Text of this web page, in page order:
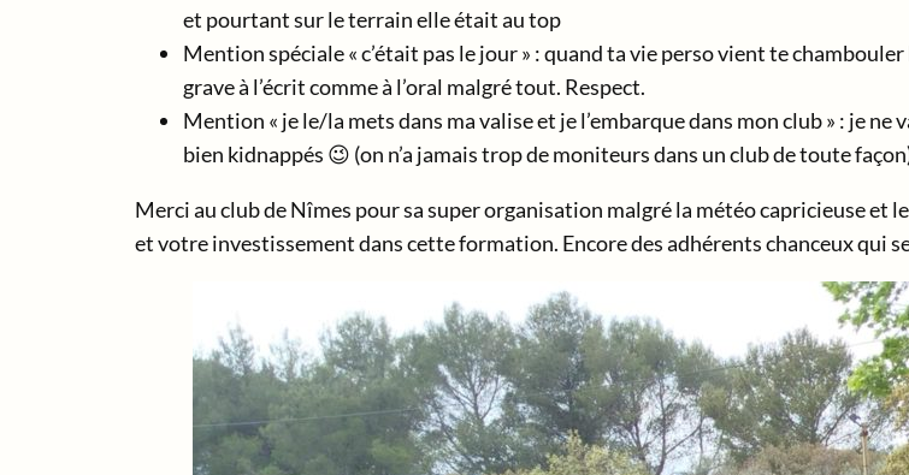
et pourtant sur le terrain elle était au top
Mention spéciale « c’était pas le jour » : quand ta vie perso vient te
grave à l’écrit comme à l’oral malgré tout. Respect.
Mention « je le/la mets dans ma valise et je l’embarque dans mon club » : je
bien kidnappés 😉 (on n’a jamais trop de moniteurs dans un club de toute
Merci au club de Nîmes pour sa super organisation malgré la météo capricieuse et
et votre investissement dans cette formation. Encore des adhérents chanceux qui